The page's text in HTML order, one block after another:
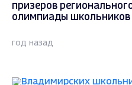
призеров
олимпиады школьников
год назад